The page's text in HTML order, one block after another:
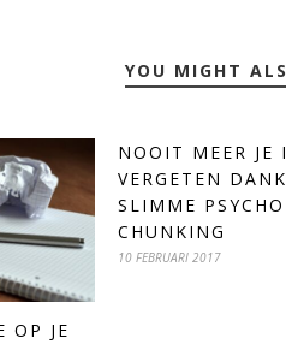
YOU MIGHT
OP JE
NOOIT MEER JE
VERGETEN
SLIMME
CHUNKING
10 FEBRUARI 2017